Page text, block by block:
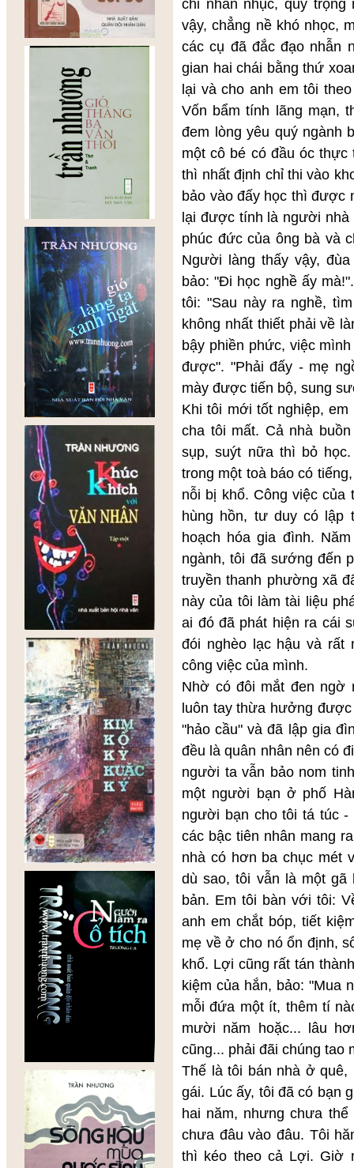
chỉ nhẫn nhục, quý
vậy, chẳng nề khó nhọc,
các cụ đã đắc đạo nhẫn
gian hai chái bằng thứ
lại và cho anh em tôi
Vốn bẩm tính lãng mạn,
đem lòng yêu quý ngành
một cô bé có đầu óc
thì nhất định chỉ thi vào
bảo vào đấy học thì được
lại được tính là người
phúc đức của ông bà và
Người làng thấy vậy,
bảo: "Đi học nghề ấy
tôi: "Sau này ra nghề,
không nhất thiết phải về
bậy phiền phức, việc
được". "Phải đấy - mẹ
mày được tiến bộ, sung
Khi tôi mới tốt nghiệp,
cha tôi mất. Cả nhà
sụp, suýt nữa thì bỏ
trong một toà báo có
nỗi bị khổ. Công việc
hùng hồn, tư duy có lập
hoạch hóa gia đình.
ngành, tôi đã sướng đến
truyền thanh phường xã
này của tôi làm tài liệu
ai đó đã phát hiện ra cái
đói nghèo lạc hậu và rất
công việc của mình.
Nhờ có đôi mắt đen ngờ
luôn tay thừa hưởng
"hảo cầu" và đã lập gia
đều là quân nhân nên có
người ta vẫn bảo nom
một người bạn ở phố
người bạn cho tôi tá túc
các bậc tiên nhân mang
nhà có hơn ba chục mét
dù sao, tôi vẫn là một
bản. Em tôi bàn với tôi:
anh em chắt bóp, tiết
mẹ về ở cho nó ổn định,
khổ. Lợi cũng rất tán
kiệm của hắn, bảo: "Mua
mỗi đứa một ít, thêm tí
mười năm hoặc... lâu
cũng... phải đãi chúng tao
Thế là tôi bán nhà ở
gái. Lúc ấy, tôi đã có bạn
hai năm, nhưng chưa
chưa đâu vào đâu. Tôi
thì kéo theo cả Lợi. Giờ